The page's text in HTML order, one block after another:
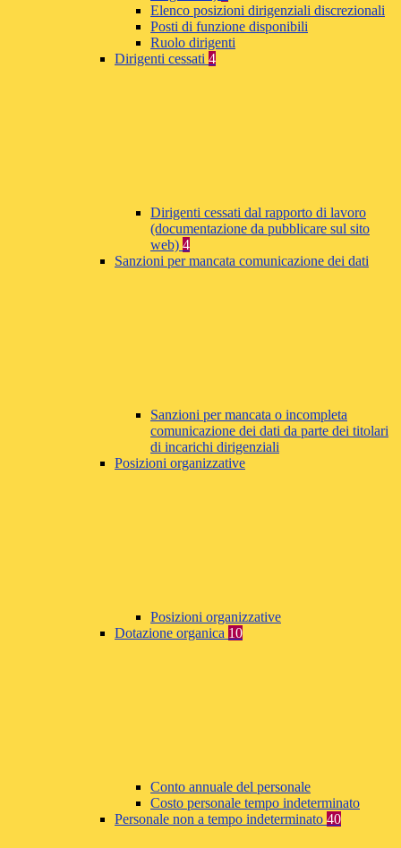
Elenco posizioni dirigenziali discrezionali
Posti di funzione disponibili
Ruolo dirigenti
Dirigenti cessati 4
Dirigenti cessati dal rapporto di lavoro
(documentazione da pubblicare sul sito
web) 4
Sanzioni per mancata comunicazione dei dati
Sanzioni per mancata o incompleta
comunicazione dei dati da parte dei titolari
di incarichi dirigenziali
Posizioni organizzative
Posizioni organizzative
Dotazione organica 10
Conto annuale del personale
Costo personale tempo indeterminato
Personale non a tempo indeterminato 40